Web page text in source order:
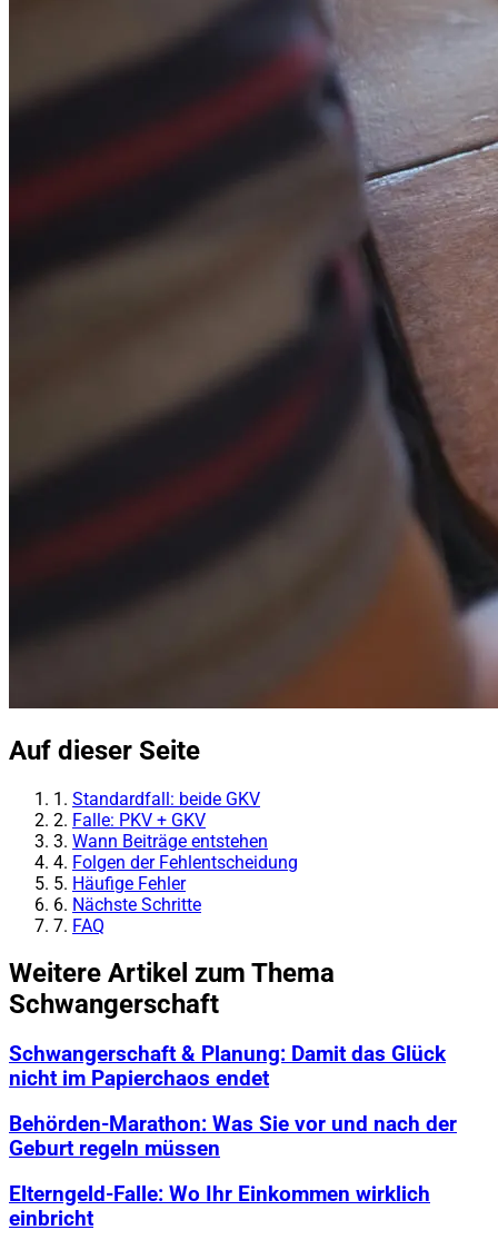
Auf dieser Seite
1. Standardfall: beide GKV
2. Falle: PKV + GKV
3. Wann Beiträge entstehen
4. Folgen der Fehlentscheidung
5. Häufige Fehler
6. Nächste Schritte
7. FAQ
Weitere Artikel zum Thema
Schwangerschaft
Schwangerschaft & Planung: Damit das Glück
nicht im Papierchaos endet
Behörden-Marathon: Was Sie vor und nach der
Geburt regeln müssen
Elterngeld-Falle: Wo Ihr Einkommen wirklich
einbricht